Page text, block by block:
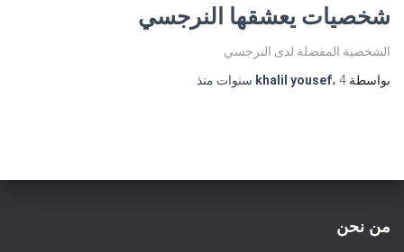
شخصيات يعشقها النرجسي
الشخصية المفضلة لدى النرجسي
بواسطة
khalil yousef، 4 سنوات منذ
من نحن